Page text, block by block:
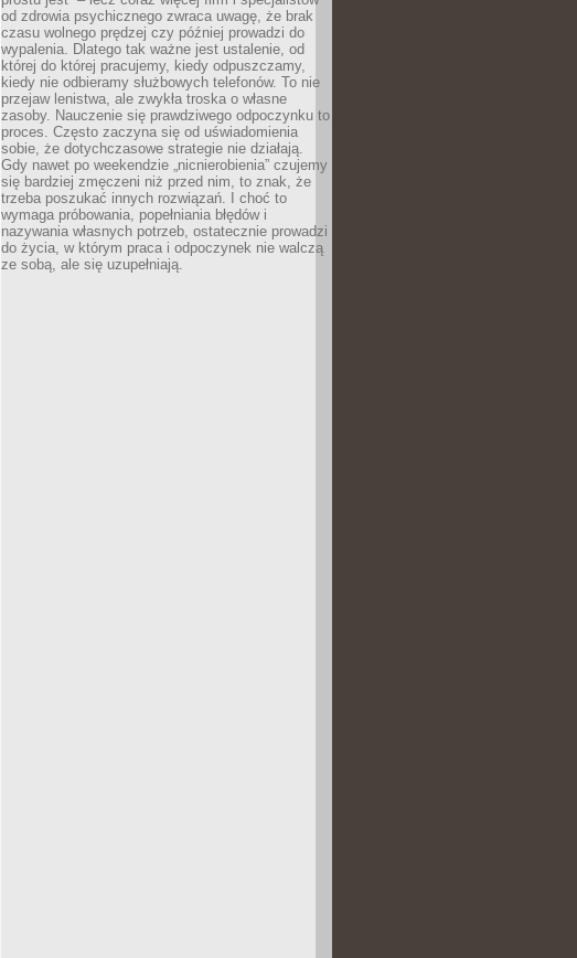
od zdrowia psychicznego zwraca uwagę, że brak
czasu wolnego prędzej czy później prowadzi do
wypalenia. Dlatego tak ważne jest ustalenie, od
której do której pracujemy, kiedy odpuszczamy,
kiedy nie odbieramy służbowych telefonów. To nie
przejaw lenistwa, ale zwykła troska o własne
zasoby. Nauczenie się prawdziwego odpoczynku to
proces. Często zaczyna się od uświadomienia
sobie, że dotychczasowe strategie nie działają.
Gdy nawet po weekendzie „nicnierobienia” czujemy
się bardziej zmęczeni niż przed nim, to znak, że
trzeba poszukać innych rozwiązań. I choć to
wymaga próbowania, popełniania błędów i
nazywania własnych potrzeb, ostatecznie prowadzi
do życia, w którym praca i odpoczynek nie walczą
ze sobą, ale się uzupełniają.